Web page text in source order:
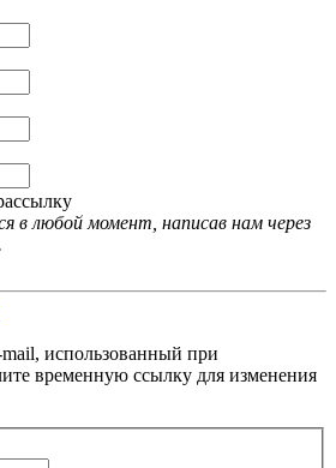
любой момент, написав нам через
использованный при
временную ссылку для изменения